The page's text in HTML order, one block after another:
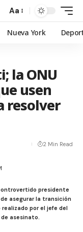
Aa
Nueva York
la ONU
usen
resolver
2 Min Read
presidente
asegurar la transición
por el jefe del
asesinato.